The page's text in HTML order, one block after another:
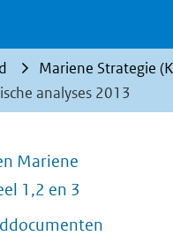
Mariene Strategie
analyses 2013
Mariene
1,2 en 3